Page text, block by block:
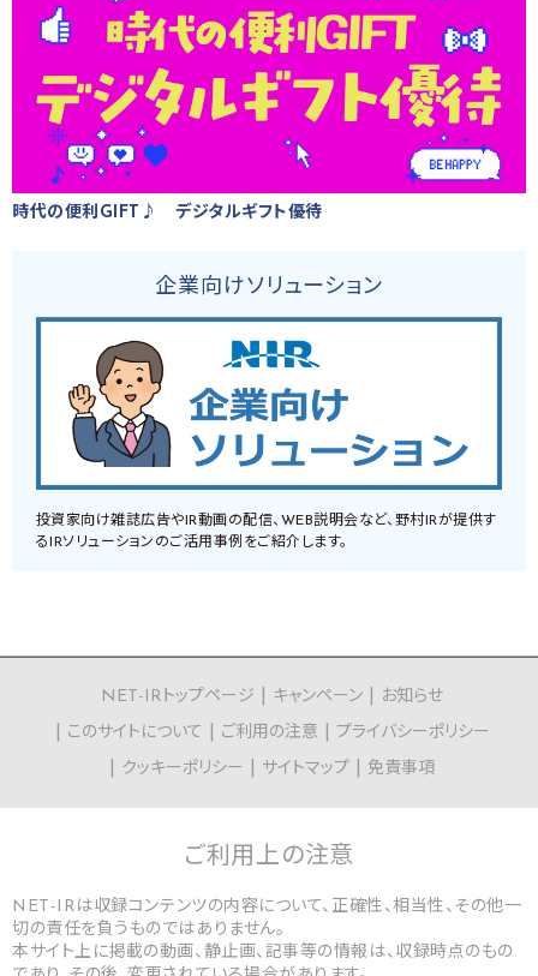
時代の便利GIFT♪ デジタルギフト優待
企業向けソリューション
投資家向け雑誌広告やIR動画の配信、WEB説明会など、野村IRが提供す
るIRソリューションのご活用事例をご紹介します。
NET-IRトップページ キャンペーン
お知らせ
このサイトについて
ご利用の注意
プライバシーポリシー
クッキーポリシー
サイトマップ 免責事項
ご利用上の注意
NET-IRは収録コンテンツの内容について、正確性、相当性、その他一
切の責任を負うものではありません。
本サイト上に掲載の動画、静止画、記事等の情報は、収録時点のもの